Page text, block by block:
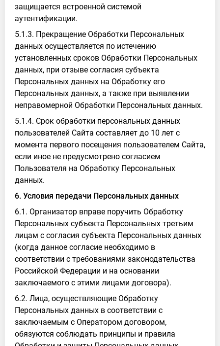
защищается встроенной системой
аутентификации.
5.1.3. Прекращение Обработки Персональных
данных осуществляется по истечению
установленных сроков Обработки Персональных
данных, при отзыве согласия субъекта
Персональных данных на Обработку его
Персональных данных, а также при выявлении
неправомерной Обработки Персональных данных.
5.1.4. Срок обработки персональных данных
пользователей Сайта составляет до 10 лет с
момента первого посещения пользователем Сайта,
если иное не предусмотрено согласием
Пользователя на Обработку Персональных
данных.
6. Условия передачи Персональных данных
6.1. Организатор вправе поручить Обработку
Персональных субъекта Персональных третьим
лицам с согласия субъекта Персональных данных
(когда данное согласие необходимо в
соответствии с требованиями законодательства
Российской Федерации и на основании
заключаемого с этими лицами договора).
6.2. Лица, осуществляющие Обработку
Персональных данных в соответствии с
заключаемым с Оператором договором,
обязуются соблюдать принципы и правила